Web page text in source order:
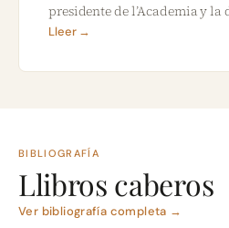
presidente de l’Academia y
Lleer →
BIBLIOGRAFÍA
Llibros caberos
Ver bibliografía completa →